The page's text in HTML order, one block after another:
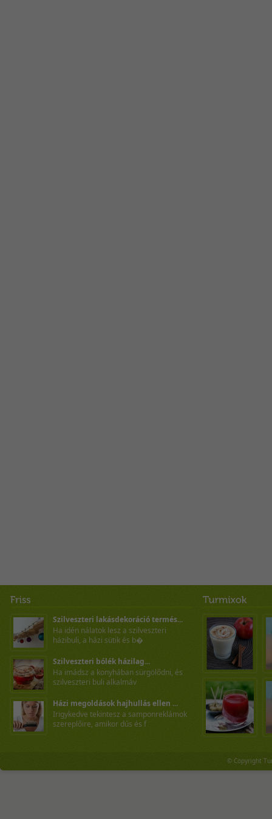
Szilveszteri lakásdekoráció termés...
Ha idén nálatok lesz a szilveszteri
házibuli, a házi sütik és b�
Szilveszteri bólék házilag...
Ha imádsz a konyhában sürgölődni, és
szilveszteri buli alkalmáv
Házi megoldások hajhullás ellen ...
Irigykedve tekintesz a samponreklámok
szereplőire, amikor dús és f
© Copyright